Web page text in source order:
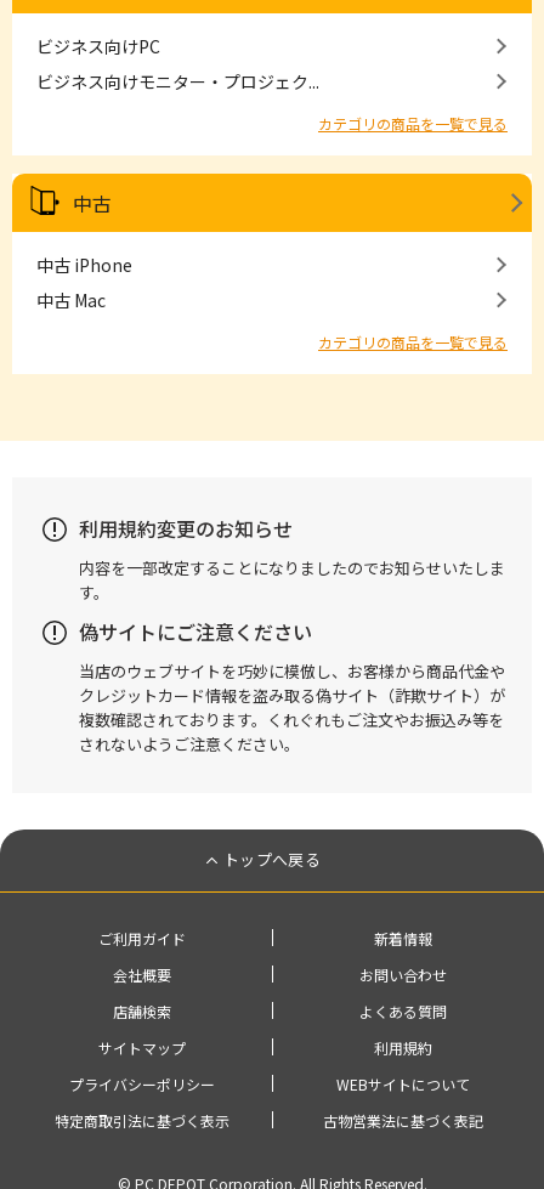
ビジネス向けPC
ビジネス向けモニター・プロジェク...
カテゴリの商品を一覧で見る
中古
中古 iPhone
中古 Mac
カテゴリの商品を一覧で見る
利用規約変更のお知らせ
内容を一部改定することになりましたのでお知らせいたしま
す。
偽サイトにご注意ください
当店のウェブサイトを巧妙に模倣し、お客様から商品代金や
クレジットカード情報を盗み取る偽サイト（詐欺サイト）が
複数確認されております。くれぐれもご注文やお振込み等を
されないようご注意ください。
トップへ戻る
ご利用ガイド
新着情報
会社概要
お問い合わせ
店舗検索
よくある質問
サイトマップ
利用規約
プライバシーポリシー
WEBサイトについて
特定商取引法に基づく表示
古物営業法に基づく表記
© PC DEPOT Corporation. All Rights Reserved.